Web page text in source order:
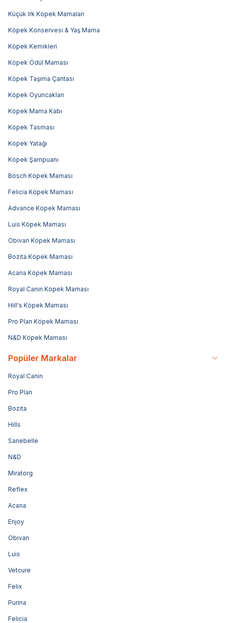
Küçük Irk Köpek Mamaları
Köpek Konservesi & Yaş Mama
Köpek Kemikleri
Köpek Ödül Maması
Köpek Taşıma Çantası
Köpek Oyuncakları
Köpek Mama Kabı
Köpek Tasması
Köpek Yatağı
Köpek Şampuanı
Bosch Köpek Maması
Felicia Köpek Maması
Advance Köpek Maması
Luis Köpek Maması
Obivan Köpek Maması
Bozita Köpek Maması
Acana Köpek Maması
Royal Canin Köpek Maması
Hill's Köpek Maması
Pro Plan Köpek Maması
N&D Köpek Maması
Popüler Markalar
Royal Canin
Pro Plan
Bozita
Hills
Sanebelle
N&D
Miratorg
Reflex
Acana
Enjoy
Obivan
Luis
Vetcure
Felix
Purina
Felicia